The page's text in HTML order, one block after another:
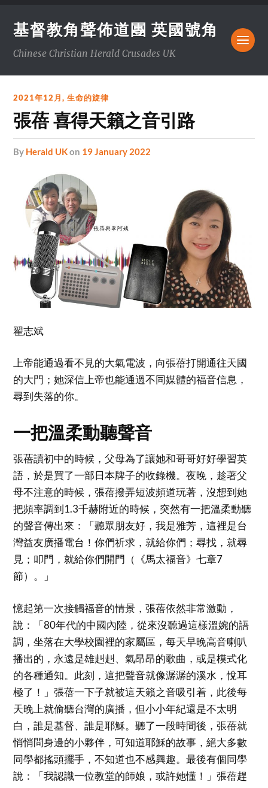
基督教角聲佈道團 英國號角
Chinese Christian Herald Crusades UK
2021年12月,生命的旋律
張蓓 喜得天籟之音引路
by Herald UKon 19 January 2022
翟志斌
上帝能通過看不見的大氣電波，向張蓓打開通往天國
的大門；她深信上帝也能通過不同媒體的福音信息，
尋到失落的你。
一把溫柔動聽聲音
張蓓讀初中的時候，父母為了讓她和哥哥好好學習英
語，於是買了一部日本牌子的收錄機。夜晚，趁著父
母不注意的時候，張蓓撥弄短波頻道玩著，沒想到她
把頻率調到1.3千赫附近的時候，突然有一把溫柔動聽
的聲音傳出來：「聽眾朋友好，我是雅芳，這裡是台
灣益友廣播電台！你們祈求，就給你們；尋找，就尋
見；叩門，就給你們開門（《馬太福音》七章7
節）。」
憶起第一次接觸福音的情景，張蓓依然非常激動，
說：「80年代的中國內陸，從來沒聽過這樣溫婉的語
調，坐落在大學校園裡的家屬區，每天早晚高音喇叭
播出的，永遠是雄赳赳、氣昂昂的歌曲，或是模式化
的各種通知。此刻，這把聲音就像潺潺的溪水，悅耳
極了！」張蓓一下子就被這天籟之音吸引着，此後每
天晚上就偷聽台灣的廣播，但小小年紀還是不太明
白，誰是基督、誰是耶穌。聽了一段時間後，張蓓就
悄悄問身邊的小夥伴，可知道耶穌的故事，絕大多數
同學都搖頭擺手，不知道也不感興趣。最後有個同學
說：「我認識一位教堂的師娘，或許她懂！」張蓓趕